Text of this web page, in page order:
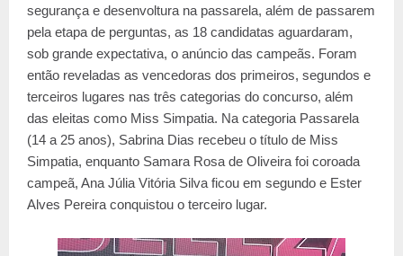
segurança e desenvoltura na passarela, além de passarem
pela etapa de perguntas, as 18 candidatas aguardaram,
sob grande expectativa, o anúncio das campeãs. Foram
então reveladas as vencedoras dos primeiros, segundos e
terceiros lugares nas três categorias do concurso, além
das eleitas como Miss Simpatia. Na categoria Passarela
(14 a 25 anos), Sabrina Dias recebeu o título de Miss
Simpatia, enquanto Samara Rosa de Oliveira foi coroada
campeã, Ana Júlia Vitória Silva ficou em segundo e Ester
Alves Pereira conquistou o terceiro lugar.